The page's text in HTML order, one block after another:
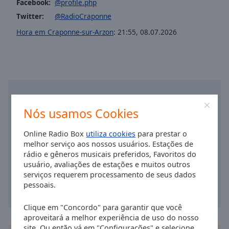
Nós usamos Cookies
Online Radio Box utiliza cookies para prestar o
melhor serviço aos nossos usuários. Estações de
rádio e gêneros musicais preferidos, Favoritos do
usuário, avaliações de estações e muitos outros
serviços requerem processamento de seus dados
pessoais.
Clique em "Concordo" para garantir que você
aproveitará a melhor experiência de uso do nosso
Opacity
Background
Caption
Facebook: @profile.php
Twitter:
@RadioCraponne
Hora em Craponne-sur-Arzon: 21:55, 08.07.2026